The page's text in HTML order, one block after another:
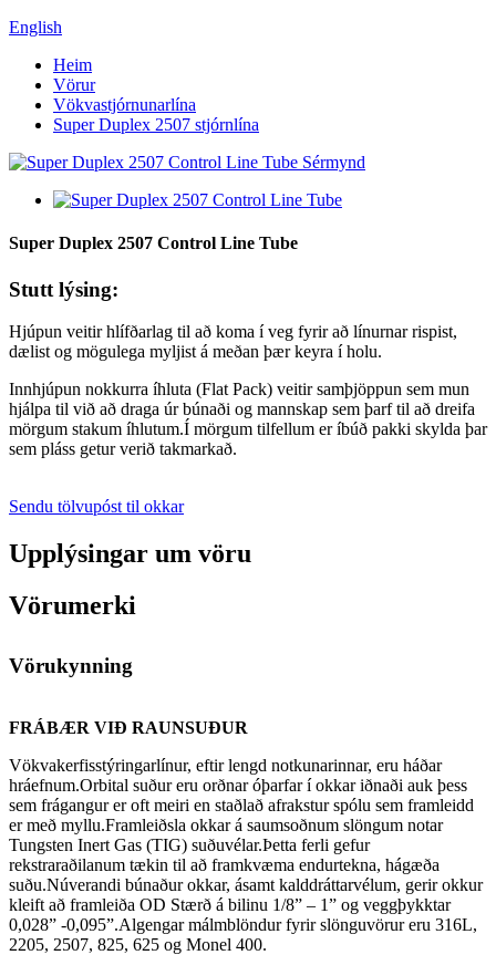
English
Heim
Vörur
Vökvastjórnunarlína
Super Duplex 2507 stjórnlína
Super Duplex 2507 Control Line Tube
Stutt lýsing:
Hjúpun veitir hlífðarlag til að koma í veg fyrir að línurnar rispist,
dælist og mögulega myljist á meðan þær keyra í holu.
Innhjúpun nokkurra íhluta (Flat Pack) veitir samþjöppun sem mun
hjálpa til við að draga úr búnaði og mannskap sem þarf til að dreifa
mörgum stakum íhlutum.Í mörgum tilfellum er íbúð pakki skylda þar
sem pláss getur verið takmarkað.
Sendu tölvupóst til okkar
Upplýsingar um vöru
Vörumerki
Vörukynning
FRÁBÆR VIÐ RAUNSUÐUR
Vökvakerfisstýringarlínur, eftir lengd notkunarinnar, eru háðar
hráefnum.Orbital suður eru orðnar óþarfar í okkar iðnaði auk þess
sem frágangur er oft meiri en staðlað afrakstur spólu sem framleidd
er með myllu.Framleiðsla okkar á saumsoðnum slöngum notar
Tungsten Inert Gas (TIG) suðuvélar.Þetta ferli gefur
rekstraraðilanum tækin til að framkvæma endurtekna, hágæða
suðu.Núverandi búnaður okkar, ásamt kalddráttarvélum, gerir okkur
kleift að framleiða OD Stærð á bilinu 1/8” – 1” og veggþykktar
0,028” -0,095”.Algengar málmblöndur fyrir slönguvörur eru 316L,
2205, 2507, 825, 625 og Monel 400.